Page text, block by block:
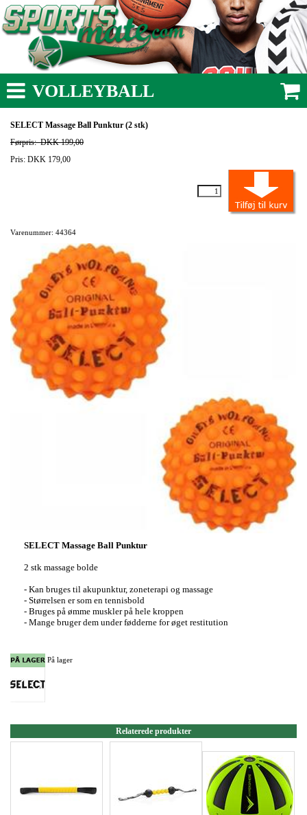
VOLLEYBALL
SELECT Massage Ball Punktur (2 stk)
Førpris:DKK 199,00
Pris: DKK 179,00
Varenummer: 44364
SELECT Massage Ball Punktur
2 stk massage bolde
- Kan bruges til akupunktur, zoneterapi og massage
- Størrelsen er som en tennisbold
- Bruges på ømme muskler på hele kroppen
- Mange bruger dem under fødderne for øget restitution
På lager
Relaterede produkter